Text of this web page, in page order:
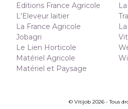
Editions France Agricole
L'Eleveur laitier
La France Agricole
Jobagri
Le Lien Horticole
Matériel Agricole
Matériel et Paysage
© Vitijob 2026 - Tous